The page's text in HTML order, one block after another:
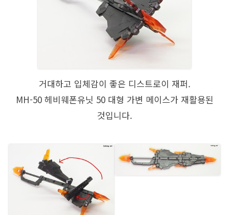
거대하고 입체감이 좋은 디스트로이 재퍼.
MH-50 헤비웨폰유닛 50 대형 가변 메이스가 재활용된
것입니다.